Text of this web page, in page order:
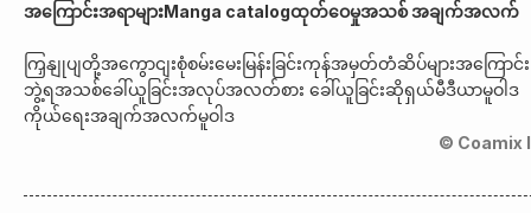
အကြောင်းအရာများManga catalogထုတ်ဝေမှုအသစ် အချက်အလက်
ကြှနျုပျတို့အကွောငျးစုံစမ်းမေးမြန်းခြင်းကုန်အမှတ်တံဆိပ်များအကြောင်း
ဘွဲ့ရအသစ်ခေါ်ယူခြင်းအလုပ်အလတ်စား ခေါ်ယူခြင်းဆိုရှယ်မီဒီယာမူဝါဒ
ကိုယ်ရေးအချက်အလက်မူဝါဒ
© Coamix